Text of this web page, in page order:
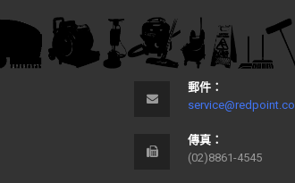
郵件：
傳真：
(02)8861-4545